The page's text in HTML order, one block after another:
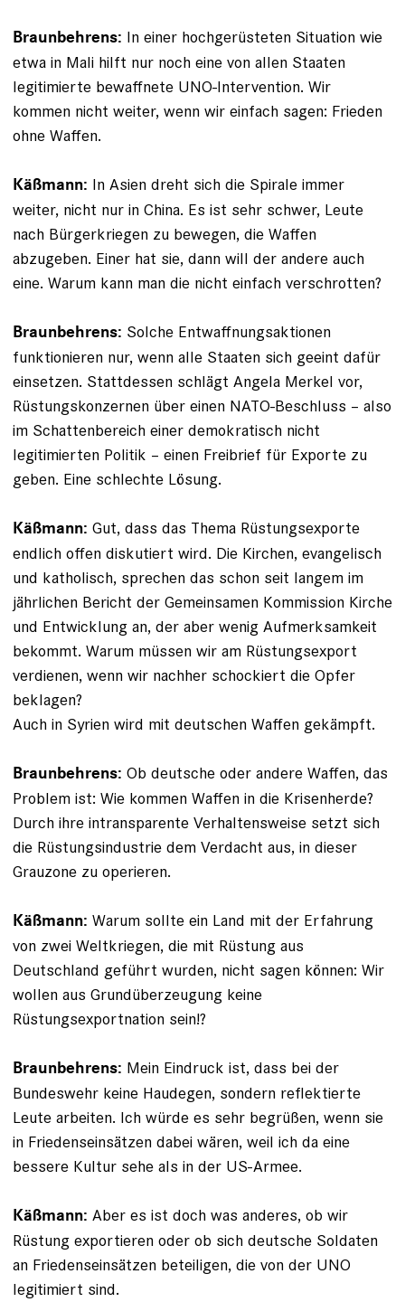
Braunbehrens: In einer hochgerüsteten Situation wie
etwa in ­Mali hilft nur noch eine von allen Staaten
legitimierte bewaffnete UNO-Intervention. Wir
kommen nicht weiter, wenn wir einfach sagen: Frieden
ohne Waffen.
Käßmann: In Asien dreht sich die Spirale immer
weiter, nicht nur in China. Es ist sehr schwer, Leute
nach Bürgerkriegen zu bewegen, die Waffen
abzugeben. Einer hat sie, dann will der andere auch
eine. Warum kann man die nicht einfach verschrotten?
Braunbehrens: Solche Entwaffnungsaktionen
funktionieren nur, wenn alle Staaten sich geeint dafür
einsetzen. Stattdessen schlägt Angela Merkel vor,
Rüstungskonzernen über einen NATO-­Beschluss – also
im Schattenbereich einer demokratisch nicht
legitimierten Politik – einen Freibrief für Exporte zu
geben. Eine schlechte Lösung.
Käßmann: Gut, dass das Thema Rüstungsexporte
endlich offen diskutiert wird. Die Kirchen, evangelisch
und katholisch, sprechen das schon seit langem im
jährlichen Bericht der Gemeinsamen Kommission Kirche
und Entwicklung an, der aber wenig Aufmerksamkeit
bekommt. Warum müssen wir am Rüstungs­export
verdienen, wenn wir nachher schockiert die Opfer
beklagen?
Auch in Syrien wird mit deutschen Waffen gekämpft.
Braunbehrens: Ob deutsche oder andere Waffen, das
Problem ist: Wie kommen Waffen in die Krisenherde?
Durch ihre intransparente Verhaltensweise setzt sich
die Rüstungsindustrie dem Verdacht aus, in dieser
Grauzone zu operieren.
Käßmann: Warum sollte ein Land mit der Erfahrung
von zwei Weltkriegen, die mit Rüstung aus
Deutschland geführt wurden, nicht sagen können: Wir
wollen aus Grundüberzeugung keine
Rüstungsexportnation sein!?
Braunbehrens: Mein Eindruck ist, dass bei der
Bundeswehr keine Haudegen, sondern reflektierte
Leute arbeiten. Ich würde es sehr begrüßen, wenn sie
in Friedenseinsätzen dabei wären, weil ich da eine
bessere Kultur sehe als in der US-Armee.
Käßmann: Aber es ist doch was anderes, ob wir
Rüstung exportieren oder ob sich deutsche Soldaten
an Friedenseinsätzen beteiligen, die von der UNO
legitimiert sind.